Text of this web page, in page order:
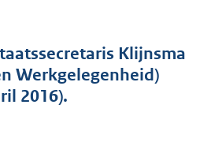
4
1
K
b
Klijnsma
Werkgelegenheid)
2016).